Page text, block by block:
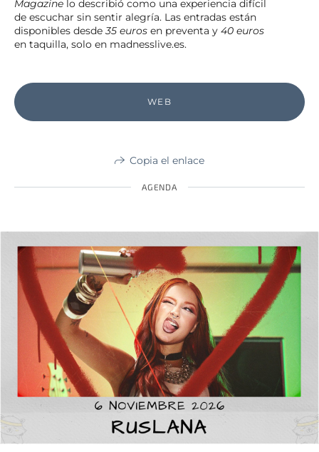
Magazine lo describió como una experiencia difícil
de escuchar sin sentir alegría. Las entradas están
disponibles desde35 euros en preventa y 40 euros
en taquilla, solo en madnesslive.es.
WEB
Copia el enlace
AGENDA